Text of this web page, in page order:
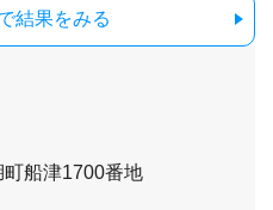
結果をみる
船津1700番地